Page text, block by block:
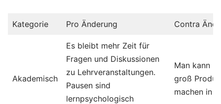
Kategorie Pro Änderung Contra
Akademisch
Es bleibt mehr Zeit für
Fragen und Diskussionen
zu Lehrveranstaltungen.
Pausen sind
lernpsychologisch
Man kann
groß
machen in